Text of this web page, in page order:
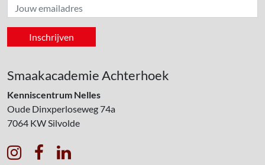
Smaakacademie Achterhoek
Kenniscentrum Nelles
Oude Dinxperloseweg 74a
7064 KWSilvolde
  